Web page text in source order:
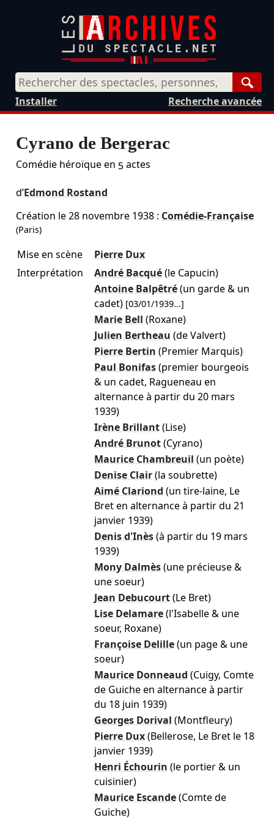
Recherche avancée
Installer
Cyrano de Bergerac
Comédie héroïque en 5 actes
d’Edmond Rostand
Création le28 novembre 1938: Comédie-Française
(Paris)
Mise en scène
Pierre Dux
Interprétation
André Bacqué (le Capucin)
Antoine Balpêtré (un garde & un
cadet) [03/01/1939...]
Marie Bell (Roxane)
Julien Bertheau (de Valvert)
Pierre Bertin (Premier Marquis)
Paul Bonifas (premier bourgeois
& un cadet, Ragueneau en
alternance à partir du 20 mars
1939)
Irène Brillant (Lise)
André Brunot (Cyrano)
Maurice Chambreuil (un poète)
Denise Clair (la soubrette)
Aimé Clariond (un tire-laine, Le
Bret en alternance à partir du 21
janvier 1939)
Denis d'Inès (à partir du 19 mars
1939)
Mony Dalmès (une précieuse &
une soeur)
Jean Debucourt (Le Bret)
Lise Delamare (l'Isabelle & une
soeur, Roxane)
Françoise Delille (un page & une
soeur)
Maurice Donneaud (Cuigy, Comte
de Guiche en alternance à partir
du 18 juin 1939)
Georges Dorival (Montfleury)
Pierre Dux (Bellerose, Le Bret le 18
janvier 1939)
Henri Échourin (le portier & un
cuisinier)
Maurice Escande (Comte de
Guiche)